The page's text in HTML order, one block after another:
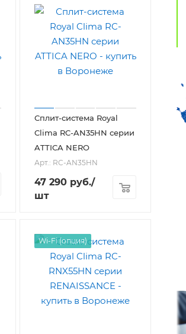
Сплит-система Royal
Clima RC-AN35HN серии
ATTICA NERO
Арт.: RC-AN35HN
47 290 руб./
шт
Wi-Fi (опция)